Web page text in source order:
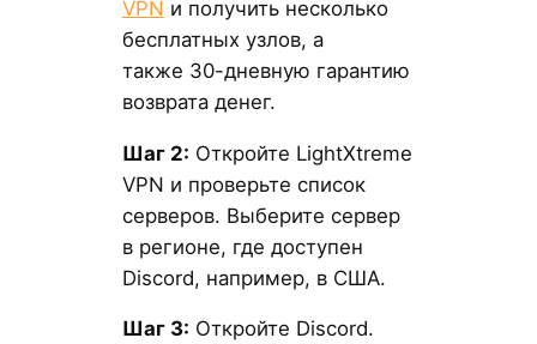
VPN и получить несколько
бесплатных узлов, а
также 30-дневную гарантию
возврата денег.
Шаг 2: Откройте LightXtreme
VPN и проверьте список
серверов. Выберите сервер
в регионе, где доступен
Discord, например, в США.
Шаг 3: Откройте Discord.